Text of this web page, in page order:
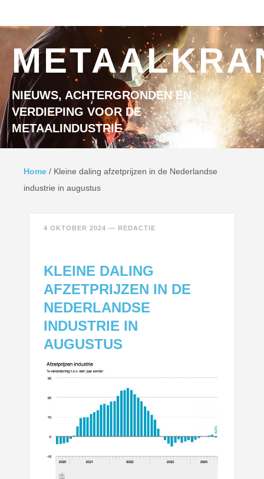
NIEUWS, ACHTERGRONDEN EN
VERDIEPING VOOR DE
METAALINDUSTRIE
Home / Kleine daling afzetprijzen in de Nederlandse
industrie in augustus
4 OKTOBER 2024 — REDACTIE
KLEINE DALING
AFZETPRIJZEN IN DE
NEDERLANDSE
INDUSTRIE IN
AUGUSTUS